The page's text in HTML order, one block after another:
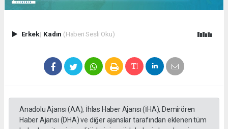
Erkek| Kadın (Haberi Sesli Oku)
Anadolu Ajansı (AA), İhlas Haber Ajansı (İHA), Demirören
Haber Ajansı (DHA) ve diğer ajanslar tarafından eklenen tüm